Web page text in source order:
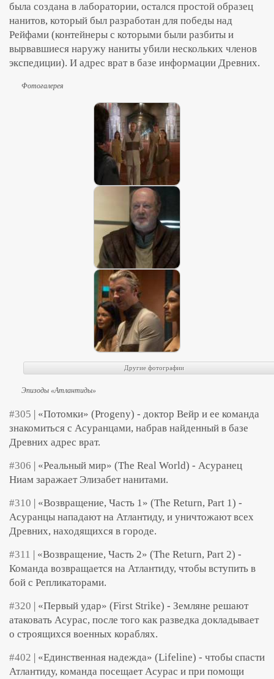
была создана в лаборатории, остался простой образец
нанитов, который был разработан для победы над
Рейфами (контейнеры с которыми были разбиты и
вырвавшиеся наружу наниты убили нескольких членов
экспедиции). И адрес врат в базе информации Древних.
Фотогалерея
Эпизоды «Атлантиды»
#305 | «Потомки» (Progeny) - доктор Вейр и ее команда
знакомиться с Асуранцами, набрав найденный в базе
Древних адрес врат.
#306 | «Реальный мир» (The Real World) - Асуранец
Ниам заражает Элизабет нанитами.
#310 | «Возвращение, Часть 1» (The Return, Part 1) -
Асуранцы нападают на Атлантиду, и уничтожают всех
Древних, находящихся в городе.
#311 | «Возвращение, Часть 2» (The Return, Part 2) -
Команда возвращается на Атлантиду, чтобы вступить в
бой с Репликаторами.
#320 | «Первый удар» (First Strike) - Земляне решают
атаковать Асурас, после того как разведка докладывает
о строящихся военных кораблях.
#402 | «Единственная надежда» (Lifeline) - чтобы спасти
Атлантиду, команда посещает Асурас и при помощи